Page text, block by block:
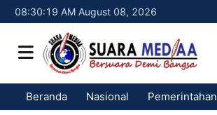
08:30:20 AM August 08, 2026
Beranda Nasional Pemerintahan